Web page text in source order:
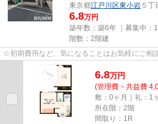
東京都江戸川区東小岩 ５丁
6.8万円
築年数：築6年 ｜募集中：
階数：2階建
☆初期費用など、気になることはお気軽にご相
6.8万円
(管理費・共益費
敷：0ヶ月｜礼：1
所在階：2階
間取り：1R